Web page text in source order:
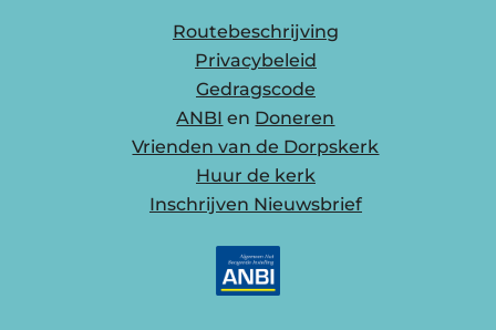
Routebeschrijving
Privacybeleid
Gedragscode
ANBI en Doneren
Vrienden van de Dorpskerk
Huur de kerk
Inschrijven Nieuwsbrief